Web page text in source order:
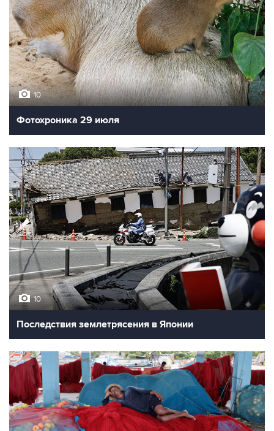
10
Фотохроника 29 июля
10
Последствия землетрясения в Японии